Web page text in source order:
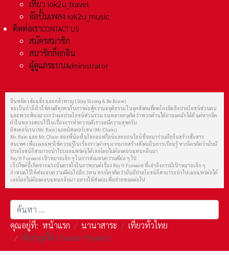
เที่ยว iok2u_travel
อัลปั้มเพลง iok2u_music
ติดต่อเราCONTACT US
สมัครสมาชิก
สมาชิกล็อกอิน
ผู้ดูแลระบบAdministrator
ยืนหยัด เข้มแข็ง และกล้าหาญ (Stay Strong & Be Brave)
ขอเป็นกำลังใจให้คนดีทุกคนในการต่อสู้ความอยุติธรรม ในยุคสังคมที่คดโกงยึดถึงประโยชน์ส่วนตน
และพวกฟ้องมากกว่าผลประโยชน์ส่วนรวม จนหลายคนคิดว่าพวกด้านได้อายอดมักได้ดี แต่หากยึด
คำในหลวงสอนไว้ในเรื่องการทำความดีเราจะมีความสุขครับ
มิสเตอร์เรน (Mr. Rain) และมิสเตอร์เชน (Mr. Chain)
Mr. Rain และ Mr. Chain สองพี่น้องในโลกออฟไลน์และออนไลน์ที่จะมาร่วมมือกันสร้างสื่อสาร
สนเทศ เพื่อเผยแพร่ให้ความรู้ในเรื่องราวต่างๆ มากมายสร้างสังคมในการเรียนรู้ หากใครคิดว่ามันมี
ประโยชน์ก็สามารถนำไปเผยแพร่ต่อได้เลยโดยไม่ต้องตอบแทนกลับมา
Pay It Forward เป้าหมายเล็ก ๆ ในการส่งมอบความดีต่อ ๆ ไป
เว็ปไซต์นี้เกิดจากแรงบันดาลใจในภาพยนต์เรื่อง Pay It Forward ที่เล่าถึงการมีเป้าหมายเล็ก ๆ
กำหนดไว้ให้ส่งมอบความดีต่อไปอีก 3 คน หากใครคิดว่ามันมีประโยชน์ก็สามารถนำไปเผยแพร่ต่อได้
เลยโดยไม่ต้องตอบแทนกลับมา อยากให้ส่งต่อเพื่อถ่ายทอดต่อไป
การค้นหา
คุณอยู่ที่: หน้าแรก นานาสาระ
เที่ยวทั่วไทย
เที่ยวภูเก็ต (Travel Phuket)